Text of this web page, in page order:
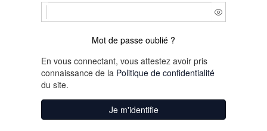
Mot de passe oublié ?
En vous connectant, vous attestez avoir pris
connaissance de la Politique de confidentialité
du site.
Je m'identifie